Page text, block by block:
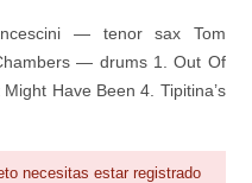
— tenor sax Tom
— drums 1. Out Of
Have Been 4. Tipitina’s
necesitas estar registrado